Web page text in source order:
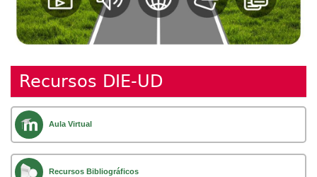
Recursos DIE-UD
Aula Virtual
Recursos Bibliográficos